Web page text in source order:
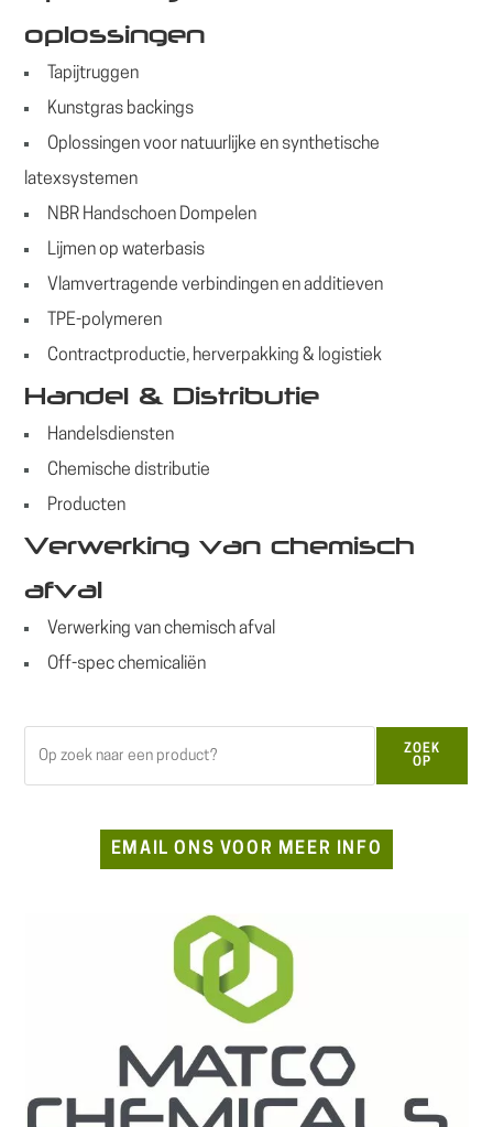
oplossingen
Tapijtruggen
Kunstgras backings
Oplossingen voor natuurlijke en synthetische
latexsystemen
NBR Handschoen Dompelen
Lijmen op waterbasis
Vlamvertragende verbindingen en additieven
TPE-polymeren
Contractproductie, herverpakking & logistiek
Handel & Distributie
Handelsdiensten
Chemische distributie
Producten
Verwerking van chemisch
afval
Verwerking van chemisch afval
Off-spec chemicaliën
ZOEK
OP
EMAIL ONS VOOR MEER INFO